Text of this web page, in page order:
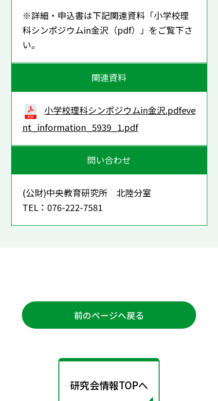
※詳細・申込書は下記関連資料「小学校理
科シンポジウムin金沢（pdf）」をご覧下さ
い。
関連資料
小学校理科シンポジウムin金沢.pdfeve
nt_information_5939_1.pdf
問い合わせ
(公財)中央教育研究所 北陸分室
TEL：076-222-7581
前のページへ戻る
研究会情報TOPへ